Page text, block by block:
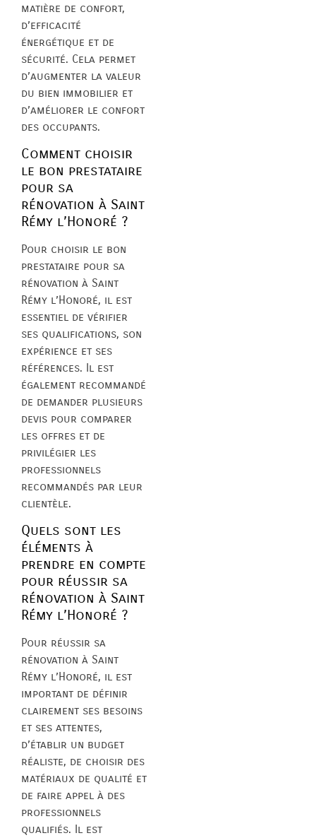
matière de confort,
d’efficacité
énergétique et de
sécurité. Cela permet
d’augmenter la valeur
du bien immobilier et
d’améliorer le confort
des occupants.
Comment choisir
le bon prestataire
pour sa
rénovation à Saint
Rémy l’Honoré ?
Pour choisir le bon
prestataire pour sa
rénovation à Saint
Rémy l’Honoré, il est
essentiel de vérifier
ses qualifications, son
expérience et ses
références. Il est
également recommandé
de demander plusieurs
devis pour comparer
les offres et de
privilégier les
professionnels
recommandés par leur
clientèle.
Quels sont les
éléments à
prendre en compte
pour réussir sa
rénovation à Saint
Rémy l’Honoré ?
Pour réussir sa
rénovation à Saint
Rémy l’Honoré, il est
important de définir
clairement ses besoins
et ses attentes,
d’établir un budget
réaliste, de choisir des
matériaux de qualité et
de faire appel à des
professionnels
qualifiés. Il est